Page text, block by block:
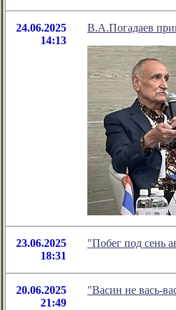
24.06.2025
14:13
В.А.Погадаев
23.06.2025
18:31
"Побег под сень
20.06.2025
21:49
"Васин не вась-